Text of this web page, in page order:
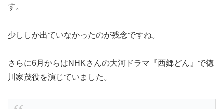
す。
少ししか出ていなかったのが残念ですね。
さらに6月からはNHKさんの大河ドラマ『西郷どん』で徳
川家茂役を演じていました。